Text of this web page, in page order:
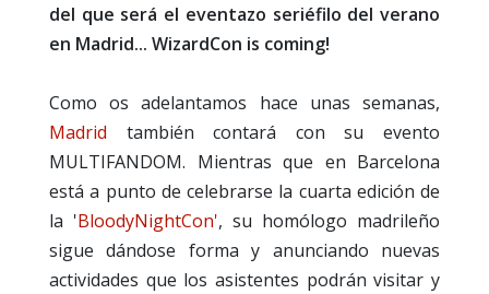
del que será el eventazo seriéfilo del verano
en Madrid... WizardCon is coming!
Como os adelantamos hace unas semanas,
Madrid también contará con su evento
MULTIFANDOM. Mientras que en Barcelona
está a punto de celebrarse la cuarta edición de
la 'BloodyNightCon', su homólogo madrileño
sigue dándose forma y anunciando nuevas
actividades que los asistentes podrán visitar y